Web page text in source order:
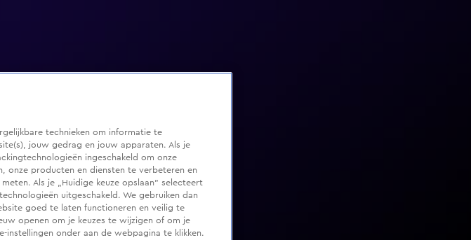
technieken om informatie te
jouw gedrag en jouw apparaten. Als je
ingeschakeld om onze
onze producten en diensten te verbeteren en
Als je „Huidige keuze opslaan” selecteert
uitgeschakeld. We gebruiken dan
goed te laten functioneren en veilig te
openen om je keuzes te wijzigen of om je
onder aan de webpagina te klikken.